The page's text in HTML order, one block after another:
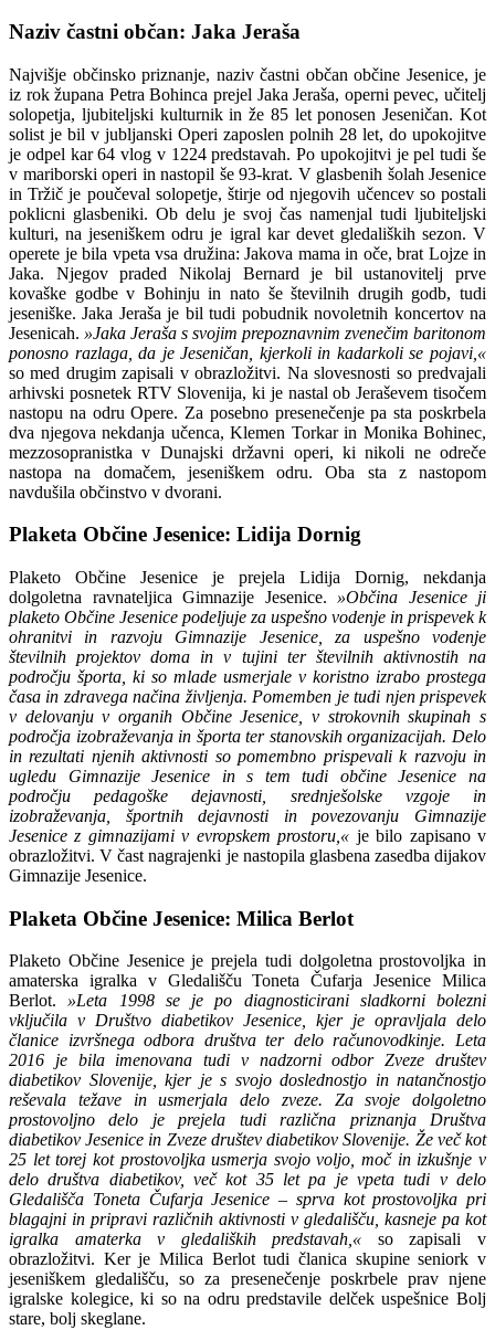
Naziv častni občan: Jaka Jeraša
Najvišje občinsko priznanje, naziv častni občan občine Jesenice, je
iz rok župana Petra Bohinca prejel Jaka Jeraša, operni pevec, učitelj
solopetja, ljubiteljski kulturnik in že 85 let ponosen Jeseničan. Kot
solist je bil v jubljanski Operi zaposlen polnih 28 let, do upokojitve
je odpel kar 64 vlog v 1224 predstavah. Po upokojitvi je pel tudi še
v mariborski operi in nastopil še 93-krat. V glasbenih šolah Jesenice
in Tržič je poučeval solopetje, štirje od njegovih učencev so postali
poklicni glasbeniki. Ob delu je svoj čas namenjal tudi ljubiteljski
kulturi, na jeseniškem odru je igral kar devet gledaliških sezon. V
operete je bila vpeta vsa družina: Jakova mama in oče, brat Lojze in
Jaka. Njegov praded Nikolaj Bernard je bil ustanovitelj prve
kovaške godbe v Bohinju in nato še številnih drugih godb, tudi
jeseniške. Jaka Jeraša je bil tudi pobudnik novoletnih koncertov na
Jesenicah. »Jaka Jeraša s svojim prepoznavnim zvenečim baritonom
ponosno razlaga, da je Jeseničan, kjerkoli in kadarkoli se pojavi,«
so med drugim zapisali v obrazložitvi. Na slovesnosti so predvajali
arhivski posnetek RTV Slovenija, ki je nastal ob Jeraševem tisočem
nastopu na odru Opere. Za posebno presenečenje pa sta poskrbela
dva njegova nekdanja učenca, Klemen Torkar in Monika Bohinec,
mezzosopranistka v Dunajski državni operi, ki nikoli ne odreče
nastopa na domačem, jeseniškem odru. Oba sta z nastopom
navdušila občinstvo v dvorani.
Plaketa Občine Jesenice: Lidija Dornig
Plaketo Občine Jesenice je prejela Lidija Dornig, nekdanja
dolgoletna ravnateljica Gimnazije Jesenice. »Občina Jesenice ji
plaketo Občine Jesenice podeljuje za uspešno vodenje in prispevek k
ohranitvi in razvoju Gimnazije Jesenice, za uspešno vodenje
številnih projektov doma in v tujini ter številnih aktivnostih na
področju športa, ki so mlade usmerjale v koristno izrabo prostega
časa in zdravega načina življenja. Pomemben je tudi njen prispevek
v delovanju v organih Občine Jesenice, v strokovnih skupinah s
področja izobraževanja in športa ter stanovskih organizacijah. Delo
in rezultati njenih aktivnosti so pomembno prispevali k razvoju in
ugledu Gimnazije Jesenice in s tem tudi občine Jesenice na
področju pedagoške dejavnosti, srednješolske vzgoje in
izobraževanja, športnih dejavnosti in povezovanju Gimnazije
Jesenice z gimnazijami v evropskem prostoru,« je bilo zapisano v
obrazložitvi. V čast nagrajenki je nastopila glasbena zasedba dijakov
Gimnazije Jesenice.
Plaketa Občine Jesenice: Milica Berlot
Plaketo Občine Jesenice je prejela tudi dolgoletna prostovoljka in
amaterska igralka v Gledališču Toneta Čufarja Jesenice Milica
Berlot. »Leta 1998 se je po diagnosticirani sladkorni bolezni
vključila v Društvo diabetikov Jesenice, kjer je opravljala delo
članice izvršnega odbora društva ter delo računovodkinje. Leta
2016 je bila imenovana tudi v nadzorni odbor Zveze društev
diabetikov Slovenije, kjer je s svojo doslednostjo in natančnostjo
reševala težave in usmerjala delo zveze. Za svoje dolgoletno
prostovoljno delo je prejela tudi različna priznanja Društva
diabetikov Jesenice in Zveze društev diabetikov Slovenije. Že več kot
25 let torej kot prostovoljka usmerja svojo voljo, moč in izkušnje v
delo društva diabetikov, več kot 35 let pa je vpeta tudi v delo
Gledališča Toneta Čufarja Jesenice – sprva kot prostovoljka pri
blagajni in pripravi različnih aktivnosti v gledališču, kasneje pa kot
igralka amaterka v gledaliških predstavah,« so zapisali v
obrazložitvi. Ker je Milica Berlot tudi članica skupine seniork v
jeseniškem gledališču, so za presenečenje poskrbele prav njene
igralske kolegice, ki so na odru predstavile delček uspešnice Bolj
stare, bolj skeglane.